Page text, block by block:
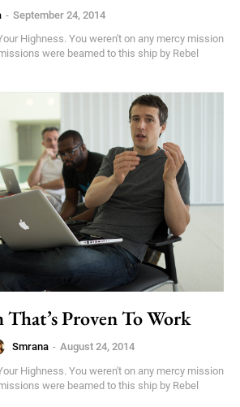
- September 24, 2014
Highness. You weren't on any mercy mission
were beamed to this ship by Rebel
Proven To Work
Smrana - August 24, 2014
Highness. You weren't on any mercy mission
were beamed to this ship by Rebel